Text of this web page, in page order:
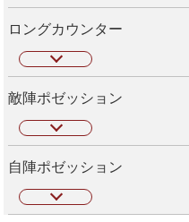
ロングカウンター
敵陣ポゼッション
自陣ポゼッション